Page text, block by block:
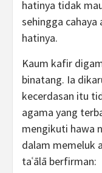
hatinya tidak
sehingga cahaya
hatinya.
Kaum kafir
binatang. Ia
kecerdasan itu
agama yang
mengikuti hawa
dalam memeluk
taʿālā berfirman: